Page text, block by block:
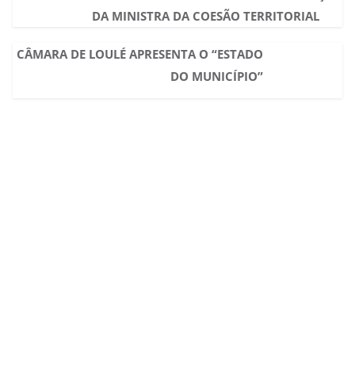
DA MINISTRA DA COESÃO TERRITORIAL
CÂMARA DE LOULÉ APRESENTA O “ESTADO
DO MUNICÍPIO”